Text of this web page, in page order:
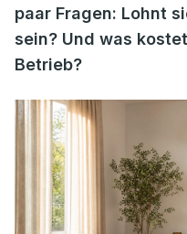
paar Fragen: Lohnt
sein? Und was
Betrieb?